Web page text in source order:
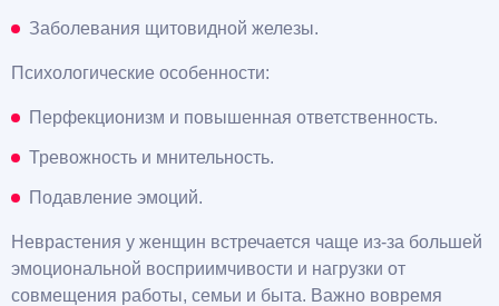
Заболевания щитовидной железы.
Психологические особенности:
Перфекционизм и повышенная ответственность.
Тревожность и мнительность.
Подавление эмоций.
Неврастения у женщин встречается чаще из-за большей
эмоциональной восприимчивости и нагрузки от
совмещения работы, семьи и быта. Важно вовремя